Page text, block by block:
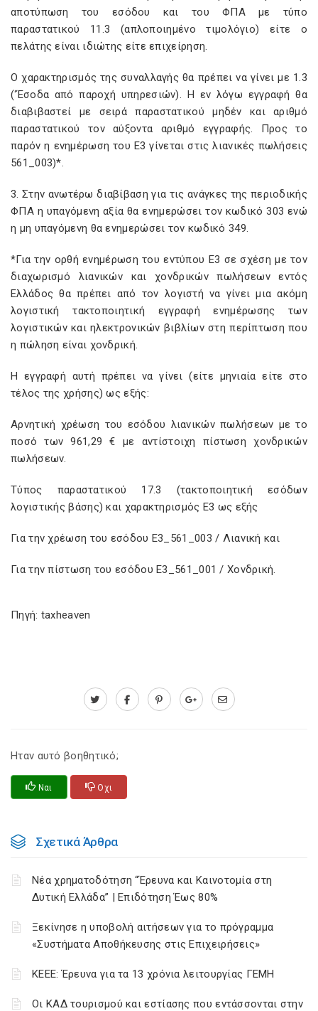
αποτύπωση του εσόδου και του ΦΠΑ με τύπο
παραστατικού 11.3 (απλοποιημένο τιμολόγιο) είτε ο
πελάτης είναι ιδιώτης είτε επιχείρηση.
Ο χαρακτηρισμός της συναλλαγής θα πρέπει να γίνει με 1.3
(‘Έσοδα από παροχή υπηρεσιών). Η εν λόγω εγγραφή θα
διαβιβαστεί με σειρά παραστατικού μηδέν και αριθμό
παραστατικού τον αύξοντα αριθμό εγγραφής. Προς το
παρόν η ενημέρωση του Ε3 γίνεται στις λιανικές πωλήσεις
561_003)*.
3. Στην ανωτέρω διαβίβαση για τις ανάγκες της περιοδικής
ΦΠΑ η υπαγόμενη αξία θα ενημερώσει τον κωδικό 303 ενώ
η μη υπαγόμενη θα ενημερώσει τον κωδικό 349.
*Για την ορθή ενημέρωση του εντύπου Ε3 σε σχέση με τον
διαχωρισμό λιανικών και χονδρικών πωλήσεων εντός
Ελλάδος θα πρέπει από τον λογιστή να γίνει μια ακόμη
λογιστική τακτοποιητική εγγραφή ενημέρωσης των
λογιστικών και ηλεκτρονικών βιβλίων στη περίπτωση που
η πώληση είναι χονδρική.
Η εγγραφή αυτή πρέπει να γίνει (είτε μηνιαία είτε στο
τέλος της χρήσης) ως εξής:
Αρνητική χρέωση του εσόδου λιανικών πωλήσεων με το
ποσό των 961,29 € με αντίστοιχη πίστωση χονδρικών
πωλήσεων.
Τύπος παραστατικού 17.3 (τακτοποιητική εσόδων
λογιστικής βάσης) και χαρακτηρισμός Ε3 ως εξής
Για την χρέωση του εσόδου Ε3_561_003 / Λιανική και
Για την πίστωση του εσόδου Ε3_561_001 / Χονδρική.
Πηγή: taxheaven
Ηταν αυτό βοηθητικό;
Ναι Οχι
Σχετικά Άρθρα
Νέα χρηματοδότηση “Έρευνα και Καινοτομία στη
Δυτική Ελλάδα” | Επιδότηση Έως 80%
Ξεκίνησε η υποβολή αιτήσεων για το πρόγραμμα
«Συστήματα Αποθήκευσης στις Επιχειρήσεις»
ΚΕΕΕ: Έρευνα για τα 13 χρόνια λειτουργίας ΓΕΜΗ
Οι ΚΑΔ τουρισμού και εστίασης που εντάσσονται στην